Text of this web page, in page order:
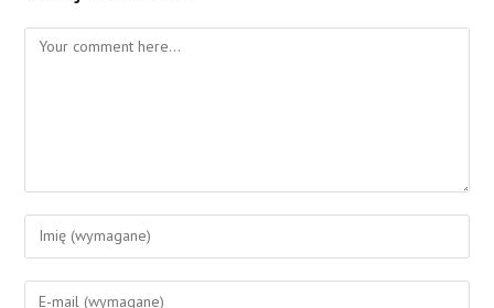
Comment
Enter
your
name
Enter